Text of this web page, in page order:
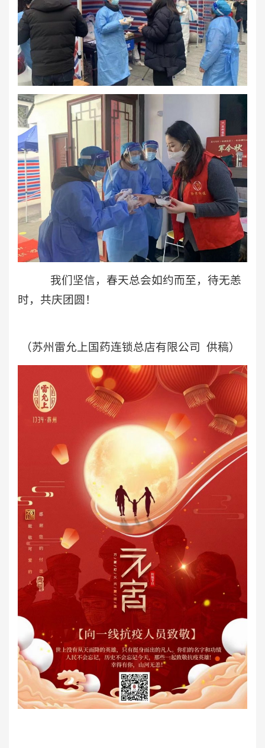
我们坚信，春天总会如约而至，待无恙
时，共庆团圆！
（苏州雷允上国药连锁总店有限公司 供稿）